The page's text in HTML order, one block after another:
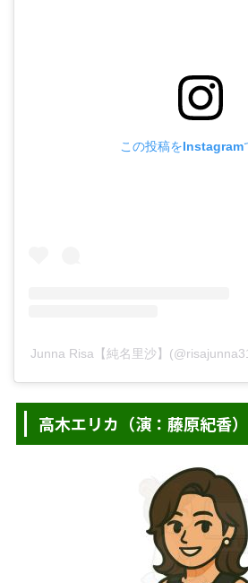
この投稿をInstagram
Junna Risa【純名里沙】
高木エリカ（演：藤原紀香）